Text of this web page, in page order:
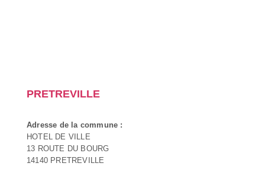
PRETREVILLE
Adresse de la commune :
HOTEL DE VILLE
13 ROUTE DU BOURG
14140 PRETREVILLE